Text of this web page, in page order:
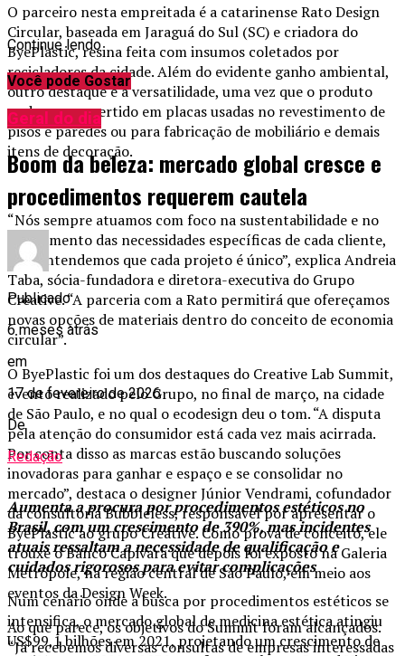
O parceiro nesta empreitada é a catarinense Rato Design
Circular, baseada em Jaraguá do Sul (SC) e criadora do
ByePlastic, resina feita com insumos coletados por
recicladores da cidade. Além do evidente ganho ambiental,
outro destaque é a versatilidade, uma vez que o produto
pode ser convertido em placas usadas no revestimento de
pisos e paredes ou para fabricação de mobiliário e demais
itens de decoração.
“Nós sempre atuamos com foco na sustentabilidade e no
atendimento das necessidades específicas de cada cliente,
pois entendemos que cada projeto é único”, explica Andreia
Taba, sócia-fundadora e diretora-executiva do Grupo
Creative. “A parceria com a Rato permitirá que ofereçamos
novas opções de materiais dentro do conceito de economia
circular”.
O ByePlastic foi um dos destaques do Creative Lab Summit,
evento realizado pelo Grupo, no final de março, na cidade
de São Paulo, e no qual o ecodesign deu o tom. “A disputa
pela atenção do consumidor está cada vez mais acirrada.
Por conta disso as marcas estão buscando soluções
inovadoras para ganhar e espaço e se consolidar no
mercado”, destaca o designer Júnior Vendrami, cofundador
da consultoria Bubbleless, responsável por apresentar o
ByePlastic ao grupo Creative. Como prova de conceito, ele
trouxe o Banco Capivara que depois foi exposto na Galeria
Metrópole, na região central de São Paulo, em meio aos
eventos da Design Week.
Ao que parece, os objetivos do Summit foram alcançados.
“Já recebemos diversas consultas de empresas interessadas
Continue lendo
Você pode Gostar
Geral do dia
Boom da beleza: mercado global cresce e
procedimentos requerem cautela
Publicado
6 meses atrás
em
17 de fevereiro de 2026
De
Redação
Aumenta a procura por procedimentos estéticos no
Brasil, com um crescimento de 390%, mas incidentes
atuais ressaltam a necessidade de qualificação e
cuidados rigorosos para evitar complicações
Num cenário onde a busca por procedimentos estéticos se
intensifica, o mercado global de medicina estética atingiu
US$99,1 bilhões em 2021, projetando um crescimento de